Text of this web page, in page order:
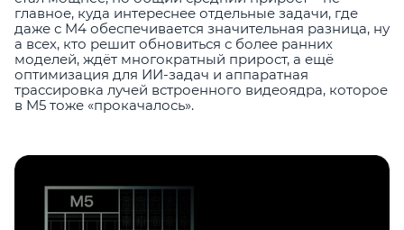
главное, куда интереснее отдельные задачи, где
даже с M4 обеспечивается значительная разница, ну
а всех, кто решит обновиться с более ранних
моделей, ждёт многократный прирост, а ещё
оптимизация для ИИ-задач и аппаратная
трассировка лучей встроенного видеоядра, которое
в M5 тоже «прокачалось».